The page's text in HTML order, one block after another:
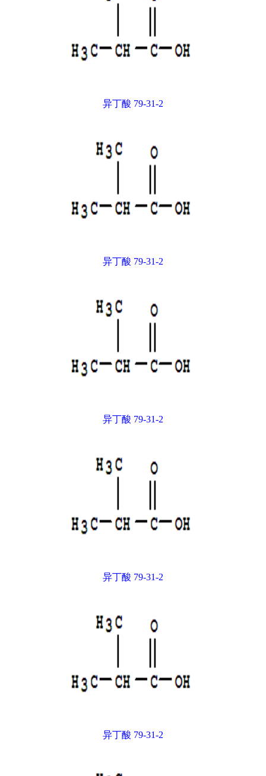
异丁酸 79-31-2
异丁酸 79-31-2
异丁酸 79-31-2
异丁酸 79-31-2
异丁酸 79-31-2